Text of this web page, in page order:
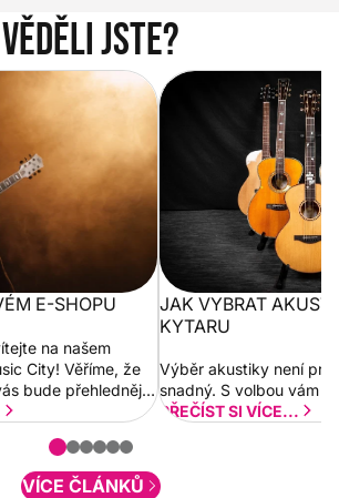
Věděli jste?
shopu Music
E-SHOPU
na našem
City! Věříme, že
bude přehlednější
budeme přidávat
Jak vybrat
JAK VYBRAT
KYTARU
Výběr akustiky není pro
snadný. S volbou vám
PŘEČÍST SI VÍCE...
VÍCE ČLÁNKŮ